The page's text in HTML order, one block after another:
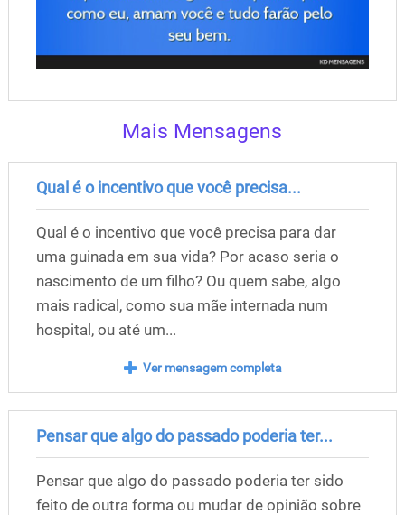
Mais Mensagens
Qual é o incentivo que você precisa...
Qual é o incentivo que você precisa para dar
uma guinada em sua vida? Por acaso seria o
nascimento de um filho? Ou quem sabe, algo
mais radical, como sua mãe internada num
hospital, ou até um...
Ver mensagem completa
Pensar que algo do passado poderia ter...
Pensar que algo do passado poderia ter sido
feito de outra forma ou mudar de opinião sobre